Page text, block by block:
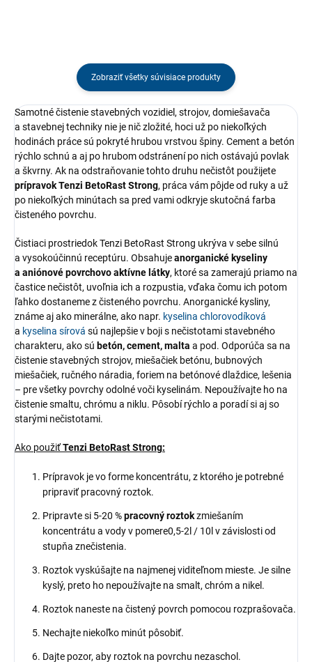
Zobraziť všetky súvisiace produkty
Samotné čistenie stavebných vozidiel, strojov, domiešavača
a stavebnej techniky nie je nič zložité, hoci už po niekoľkých
hodinách práce sú pokryté hrubou vrstvou špiny. Cement a betón
rýchlo schnú a aj po hrubom odstránení po nich ostávajú povlak
a škvrny. Ak na odstraňovanie tohto druhu nečistôt použijete
prípravok Tenzi BetoRast Strong, práca vám pôjde od ruky a už
po niekoľkých minútach sa pred vami odkryje skutočná farba
čisteného povrchu.
Čistiaci prostriedok Tenzi BetoRast Strong ukrýva v sebe silnú
a vysokoúčinnú receptúru. Obsahujeanorganické kyseliny
a aniónové povrchovo aktívne látky, ktoré sa zamerajú priamo na
častice nečistôt, uvoľnia ich a rozpustia, vďaka čomu ich potom
ľahko dostaneme z čisteného povrchu. Anorganické kysliny,
známe aj ako minerálne, ako napr. kyselina chlorovodíková
a kyselina sírová sú najlepšie v boji s nečistotami stavebného
charakteru, ako sú betón, cement, malta a pod. Odporúča sa na
čistenie stavebných strojov, miešačiek betónu, bubnových
miešačiek, ručného náradia, foriem na betónové dlaždice, lešenia
– pre všetky povrchy odolné voči kyselinám. Nepoužívajte ho na
čistenie smaltu, chrómu a niklu. Pôsobí rýchlo a poradí si aj so
starými nečistotami.
Ako použiťTenzi BetoRast Strong:
Prípravok je vo forme koncentrátu, z ktorého je potrebné
pripraviť pracovný roztok.
Pripravte si 5-20 %pracovný roztokzmiešaním
koncentrátu a vody v pomere0,5-2l / 10l v závislosti od
stupňa znečistenia.
Roztok vyskúšajte na najmenej viditeľnom mieste. Je silne
kyslý, preto ho nepoužívajte na smalt, chróm a nikel.
Roztok naneste na čistený povrch pomocou rozprašovača.
Nechajte niekoľko minút pôsobiť.
Dajte pozor, aby roztok na povrchu nezaschol.